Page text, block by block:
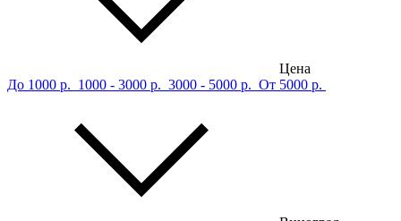
Цена
До 1000 р. 1000 - 3000 р. 3000 - 5000 р. От 5000 р.